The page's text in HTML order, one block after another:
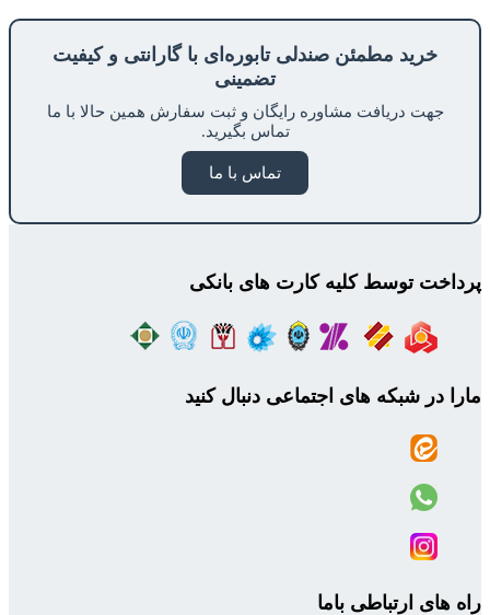
خرید مطمئن صندلی تابوره‌ای با گارانتی و کیفیت
تضمینی
جهت دریافت مشاوره رایگان و ثبت سفارش همین حالا با ما
تماس بگیرید.
تماس با ما
پرداخت توسط کلیه کارت های بانکی
مارا در شبکه های اجتماعی دنبال کنید
راه های ارتباطی باما